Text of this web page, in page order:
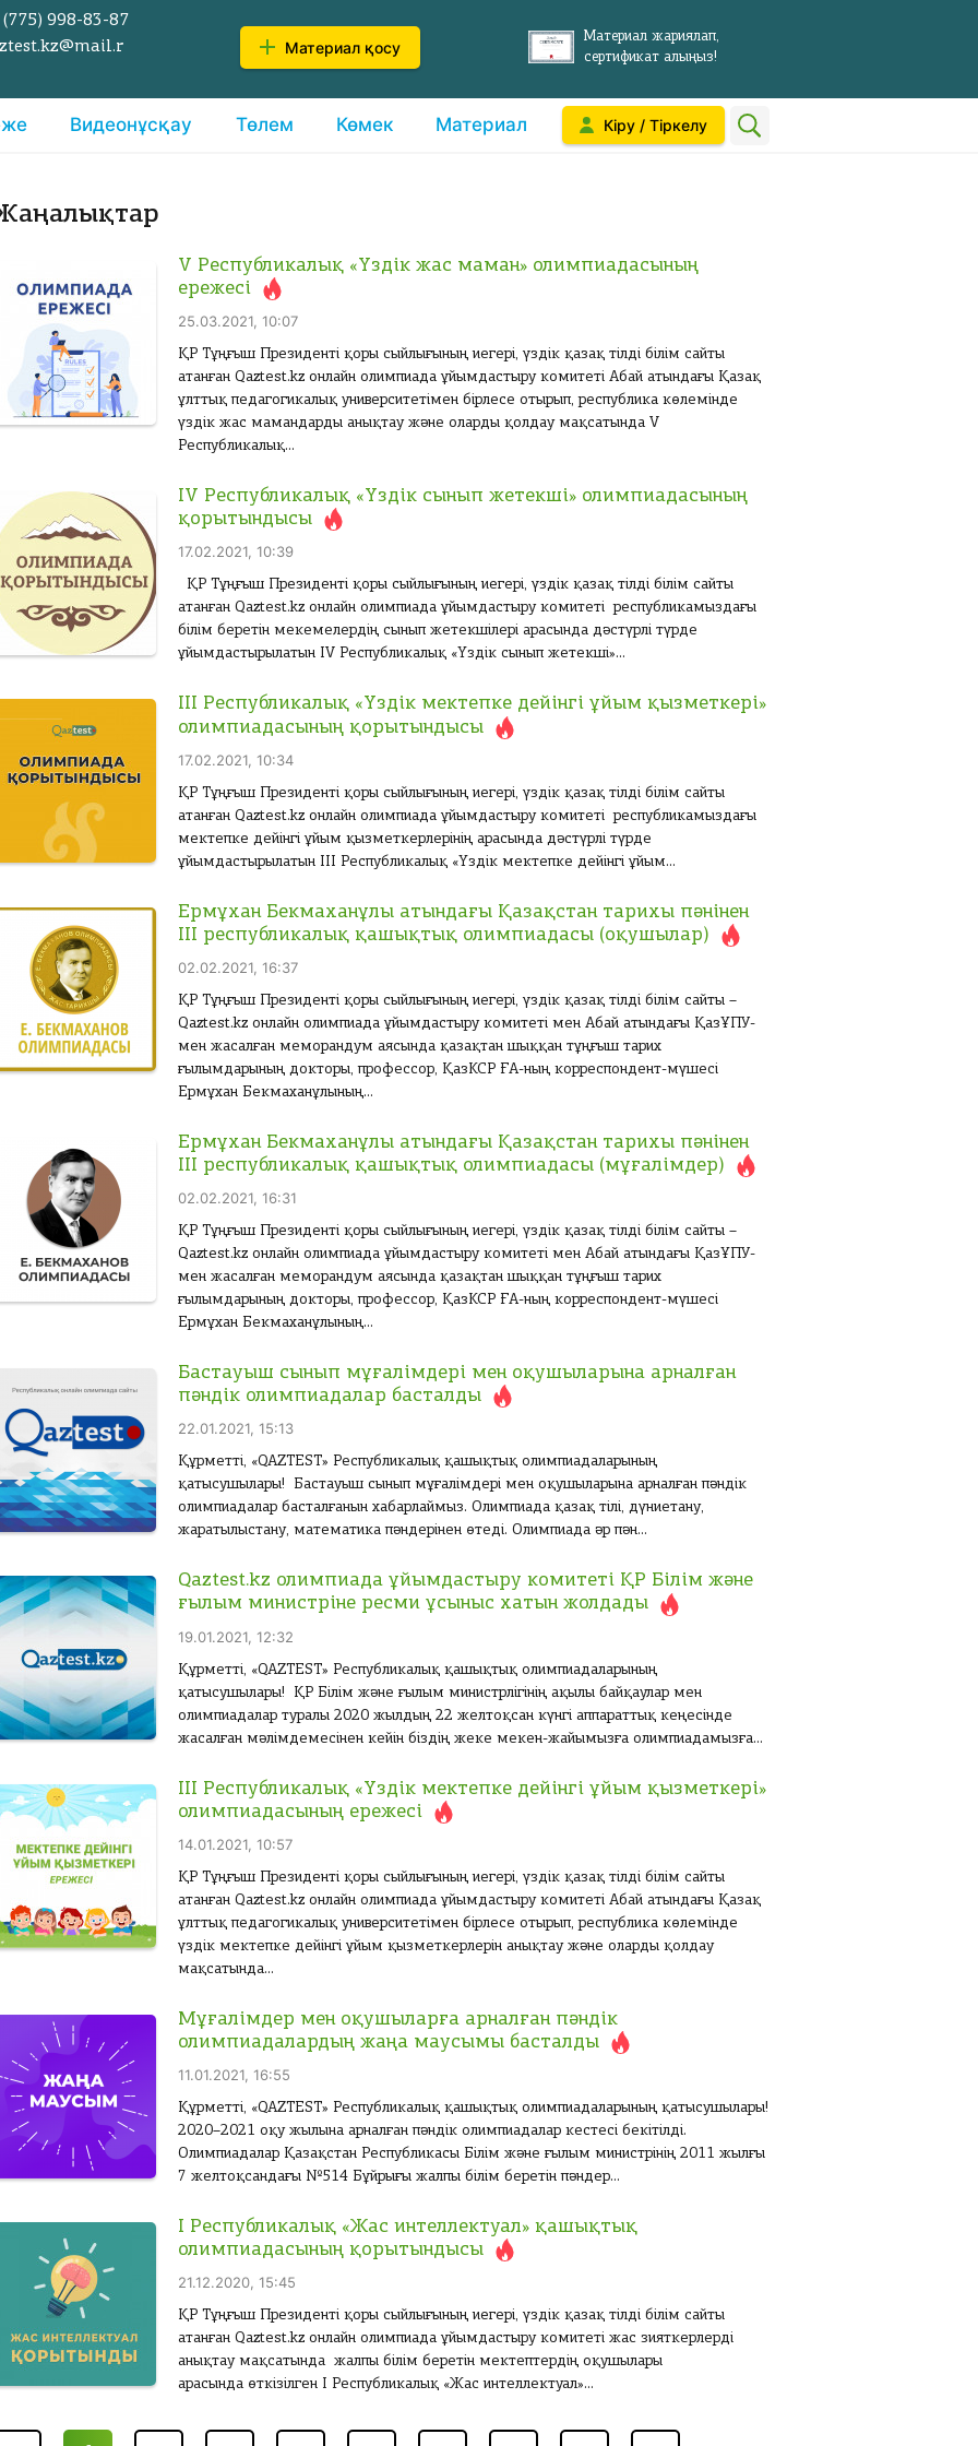
998-83-87
Материал қосу
Материал жариялап,
сертификат алыңыз!
Видеонұсқау Төлем Көмек Материал Кіру / Тіркелу
V Республикалық «Үздік жас маман» олимпиадасының
ережесі
25.03.2021, 10:07
ҚР Тұңғыш Президенті қоры сыйлығының иегері, үздік қазақ тілді білім сайты
атанған Qaztest.kz онлайн олимпиада ұйымдастыру комитеті Абай атындағы Қазақ
ұлттық педагогикалық университетімен бірлесе отырып, республика көлемінде
үздік жас мамандарды анықтау және оларды қолдау мақсатында V
Республикалық...
IV Республикалық «Үздік сынып жетекші» олимпиадасының
қорытындысы
17.02.2021, 10:39
ҚР Тұңғыш Президенті қоры сыйлығының иегері, үздік қазақ тілді білім сайты
атанған Qaztest.kz онлайн олимпиада ұйымдастыру комитеті республикамыздағы
білім беретін мекемелердің сынып жетекшілері арасында дәстүрлі түрде
ұйымдастырылатын IV Республикалық «Үздік сынып жетекші»...
IІІ Республикалық «Үздік мектепке дейінгі ұйым қызметкері»
олимпиадасының қорытындысы
17.02.2021, 10:34
ҚР Тұңғыш Президенті қоры сыйлығының иегері, үздік қазақ тілді білім сайты
атанған Qaztest.kz онлайн олимпиада ұйымдастыру комитеті республикамыздағы
мектепке дейінгі ұйым қызметкерлерінің арасында дәстүрлі түрде
ұйымдастырылатын ІІІ Республикалық «Үздік мектепке дейінгі ұйым...
Ермұхан Бекмаханұлы атындағы Қазақстан тарихы пәнінен
ІІІ республикалық қашықтық олимпиадасы (оқушылар)
02.02.2021, 16:37
ҚР Тұңғыш Президенті қоры сыйлығының иегері, үздік қазақ тілді білім сайты –
Qaztest.kz онлайн олимпиада ұйымдастыру комитеті мен Абай атындағы ҚазҰПУ-
мен жасалған меморандум аясында қазақтан шыққан тұңғыш тарих
ғылымдарының докторы, профессор, ҚазКСР ҒА-ның корреспондент-мүшесі
Ермұхан Бекмаханұлының...
Ермұхан Бекмаханұлы атындағы Қазақстан тарихы пәнінен
ІІІ республикалық қашықтық олимпиадасы (мұғалімдер)
02.02.2021, 16:31
ҚР Тұңғыш Президенті қоры сыйлығының иегері, үздік қазақ тілді білім сайты –
Qaztest.kz онлайн олимпиада ұйымдастыру комитеті мен Абай атындағы ҚазҰПУ-
мен жасалған меморандум аясында қазақтан шыққан тұңғыш тарих
ғылымдарының докторы, профессор, ҚазКСР ҒА-ның корреспондент-мүшесі
Ермұхан Бекмаханұлының...
Бастауыш сынып мұғалімдері мен оқушыларына арналған
пәндік олимпиадалар басталды
22.01.2021, 15:13
Құрметті, «QAZTEST» Республикалық қашықтық олимпиадаларының
қатысушылары! Бастауыш сынып мұғалімдері мен оқушыларына арналған пәндік
олимпиадалар басталғанын хабарлаймыз. Олимпиада қазақ тілі, дүниетану,
жаратылыстану, математика пәндерінен өтеді. Олимпиада әр пән...
Qaztest.kz олимпиада ұйымдастыру комитеті ҚР Білім және
ғылым министрiне ресми ұсыныс хатын жолдады
19.01.2021, 12:32
Құрметті, «QAZTEST» Республикалық қашықтық олимпиадаларының
қатысушылары! ҚР Білім және ғылым министрлігінің ақылы байқаулар мен
олимпиадалар туралы 2020 жылдың 22 желтоқсан күнгі аппараттық кеңесінде
жасалған мәлімдемесінен кейін біздің жеке мекен-жайымызға олимпиадамызға...
ІІІ Республикалық «Үздік мектепке дейінгі ұйым қызметкері»
олимпиадасының ережесі
14.01.2021, 10:57
ҚР Тұңғыш Президенті қоры сыйлығының иегері, үздік қазақ тілді білім сайты
атанған Qaztest.kz онлайн олимпиада ұйымдастыру комитеті Абай атындағы Қазақ
ұлттық педагогикалық университетімен бірлесе отырып, республика көлемінде
үздік мектепке дейінгі ұйым қызметкерлерін анықтау және оларды қолдау
мақсатында...
Мұғалімдер мен оқушыларға арналған пәндік
олимпиадалардың жаңа маусымы басталды
11.01.2021, 16:55
Құрметті, «QAZTEST» Республикалық қашықтық олимпиадаларының қатысушылары!
2020–2021 оқу жылына арналған пәндік олимпиадалар кестесі бекітілді.
Олимпиадалар Қазақстан Республикасы Білім және ғылым министрінің 2011 жылғы
7 желтоқсандағы №514 Бұйрығы жалпы білім беретін пәндер...
І Республикалық «Жас интеллектуал» қашықтық
олимпиадасының қорытындысы
21.12.2020, 15:45
ҚР Тұңғыш Президенті қоры сыйлығының иегері, үздік қазақ тілді білім сайты
атанған Qaztest.kz онлайн олимпиада ұйымдастыру комитеті жас зияткерлерді
анықтау мақсатында жалпы білім беретін мектептердің оқушылары
арасында өткізілген І Республикалық «Жас интеллектуал»...